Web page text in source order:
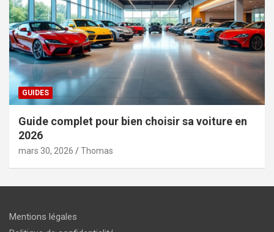
GUIDES
Guide complet pour bien choisir sa voiture en
2026
mars 30, 2026 Thomas
Mentions légales